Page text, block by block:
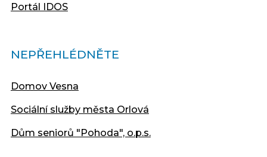
Portál IDOS
NEPŘEHLÉDNĚTE
Domov Vesna
Sociální služby města Orlová
Dům seniorů "Pohoda", o.p.s.